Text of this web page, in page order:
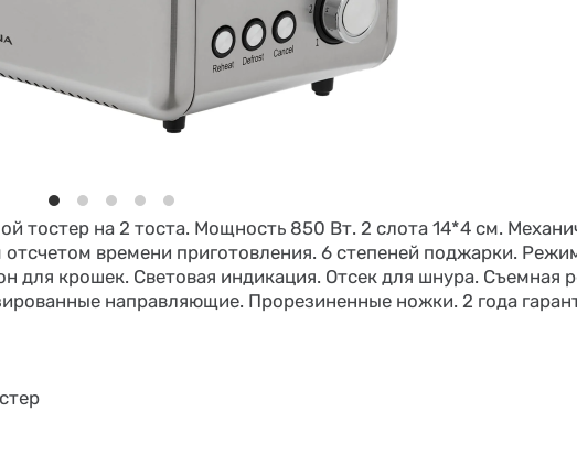
тостер на 2 тоста. Мощность 850 Вт. 2 слота 14*4 см.
времени приготовления. 6 степеней поджарки.
для крошек. Световая индикация. Отсек для шнура. Съемная
направляющие. Прорезиненные ножки. 2 года